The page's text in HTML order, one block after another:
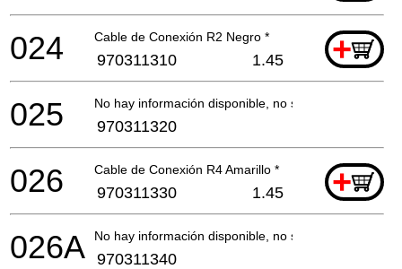
Cable de Conexión R2 Negro * +
024 970311310 1.45
No hay información disponible, no se puede pedir
025 970311320
Cable de Conexión R4 Amarillo * +
026 970311330 1.45
No hay información disponible, no se puede pedir
026A 970311340